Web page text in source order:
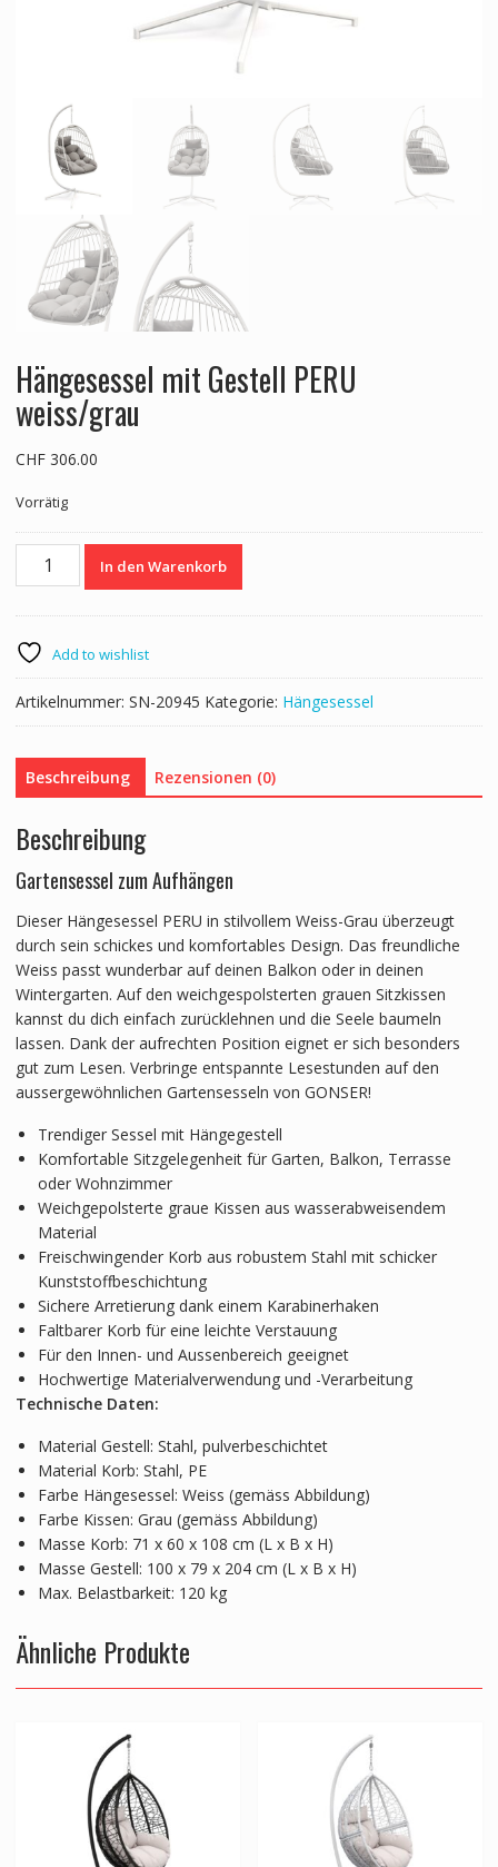
Hängesessel mit Gestell PERU
weiss/grau
CHF306.00
Vorrätig
Hängesessel
weiss/grau
Menge
In den Warenkorb
Add to wishlist
Artikelnummer: SN-20945 Kategorie: Hängesessel
Beschreibung Rezensionen (0)
Beschreibung
Gartensessel zum Aufhängen
Dieser Hängesessel PERU in stilvollem Weiss-Grau überzeugt
durch sein schickes und komfortables Design. Das freundliche
Weiss passt wunderbar auf deinen Balkon oder in deinen
Wintergarten. Auf den weichgespolsterten grauen Sitzkissen
kannst du dich einfach zurücklehnen und die Seele baumeln
lassen. Dank der aufrechten Position eignet er sich besonders
gut zum Lesen. Verbringe entspannte Lesestunden auf den
aussergewöhnlichen Gartensesseln von GONSER!
Trendiger Sessel mit Hängegestell
Komfortable Sitzgelegenheit für Garten, Balkon, Terrasse
oder Wohnzimmer
Weichgepolsterte graue Kissen aus wasserabweisendem
Material
Freischwingender Korb aus robustem Stahl mit schicker
Kunststoffbeschichtung
Sichere Arretierung dank einem Karabinerhaken
Faltbarer Korb für eine leichte Verstauung
Für den Innen- und Aussenbereich geeignet
Hochwertige Materialverwendung und -Verarbeitung
Technische Daten:
Material Gestell: Stahl, pulverbeschichtet
Material Korb: Stahl, PE
Farbe Hängesessel: Weiss (gemäss Abbildung)
Farbe Kissen: Grau (gemäss Abbildung)
Masse Korb: 71 x 60 x 108 cm (L x B x H)
Masse Gestell: 100 x 79 x 204 cm (L x B x H)
Max. Belastbarkeit: 120 kg
Ähnliche Produkte